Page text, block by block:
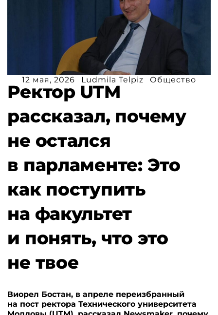
12 мая, 2026 Ludmila Telpiz Общество
Ректор UTM
рассказал, почему
не остался
в парламенте: Это
как поступить
на факультет
и понять, что это
не твое
Виорел Бостан, в апреле переизбранный
на пост ректора Технического университета